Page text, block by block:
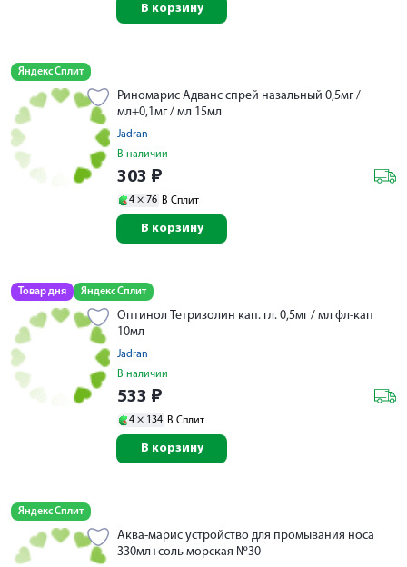
В корзину
Яндекс Сплит
Риномарис Адванс спрей назальный 0,5мг /
мл+0,1мг / мл 15мл
Jadran
В наличии
303 ₽
4 × 76 В Сплит
В корзину
Товар дня Яндекс Сплит
Оптинол Тетризолин кап. гл. 0,5мг / мл фл-кап
10мл
Jadran
В наличии
533 ₽
4 × 134 В Сплит
В корзину
Яндекс Сплит
Аква-марис устройство для промывания носа
330мл+соль морская №30